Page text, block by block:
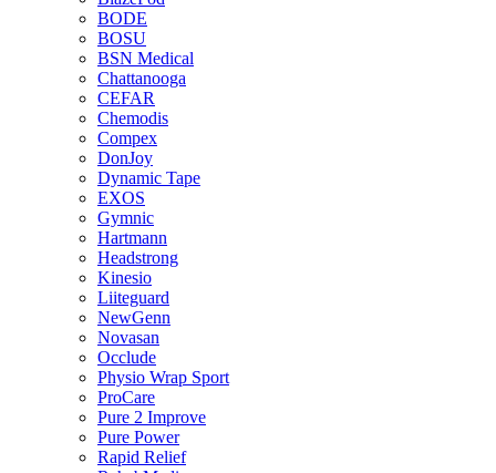
BODE
BOSU
BSN Medical
Chattanooga
CEFAR
Chemodis
Compex
DonJoy
Dynamic Tape
EXOS
Gymnic
Hartmann
Headstrong
Kinesio
Liiteguard
NewGenn
Novasan
Occlude
Physio Wrap Sport
ProCare
Pure 2 Improve
Pure Power
Rapid Relief